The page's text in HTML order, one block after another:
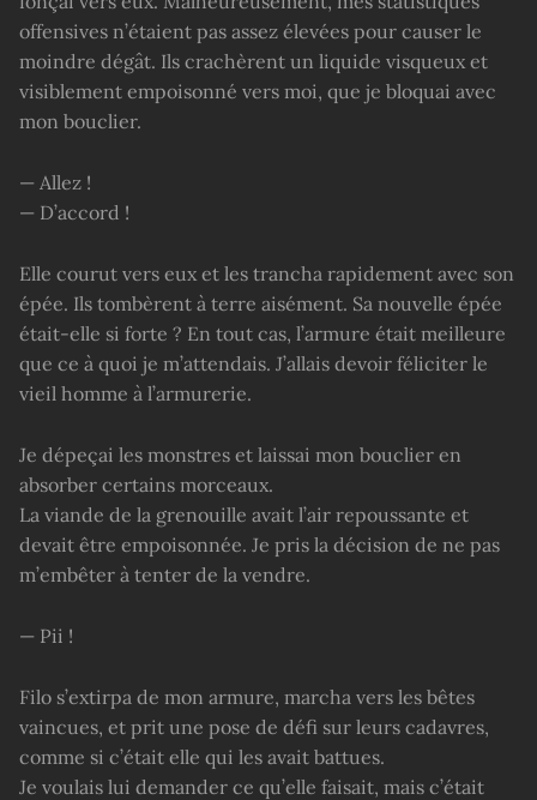
offensives n’étaient pas assez élevées pour causer le
moindre dégât. Ils crachèrent un liquide visqueux et
visiblement empoisonné vers moi, que je bloquai avec
mon bouclier.
— Allez !
— D’accord !
Elle courut vers eux et les trancha rapidement avec son
épée. Ils tombèrent à terre aisément. Sa nouvelle épée
était-elle si forte ? En tout cas, l’armure était meilleure
que ce à quoi je m’attendais. J’allais devoir féliciter le
vieil homme à l’armurerie.
Je dépeçai les monstres et laissai mon bouclier en
absorber certains morceaux.
La viande de la grenouille avait l’air repoussante et
devait être empoisonnée. Je pris la décision de ne pas
m’embêter à tenter de la vendre.
— Pii !
Filo s’extirpa de mon armure, marcha vers les bêtes
vaincues, et prit une pose de défi sur leurs cadavres,
comme si c’était elle qui les avait battues.
Je voulais lui demander ce qu’elle faisait, mais c’était